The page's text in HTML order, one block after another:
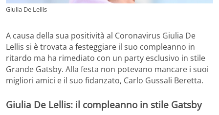
Giulia De Lellis
A causa della sua positività al Coronavirus Giulia De
Lellis si è trovata a festeggiare il suo compleanno in
ritardo ma ha rimediato con un party esclusivo in stile
Grande Gatsby. Alla festa non potevano mancare i suoi
migliori amici e il suo fidanzato, Carlo Gussali Beretta.
Giulia De Lellis: il compleanno in stile Gatsby